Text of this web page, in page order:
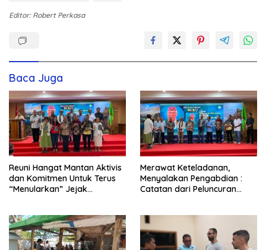
Editor: Robert Perkasa
Baca Juga
Reuni Hangat Mantan Aktivis
dan Komitmen Untuk Terus
“Menularkan” Jejak
Merawat Keteladanan,
Menyalakan Pengabdian :
Catatan dari Peluncuran